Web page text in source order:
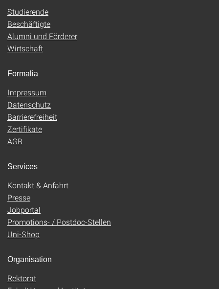
Studierende
Beschäftigte
Alumni und Förderer
Wirtschaft
Formalia
Impressum
Datenschutz
Barrierefreiheit
Zertifikate
AGB
Services
Kontakt & Anfahrt
Presse
Jobportal
Promotions- / Postdoc-Stellen
Uni-Shop
Organisation
Rektorat